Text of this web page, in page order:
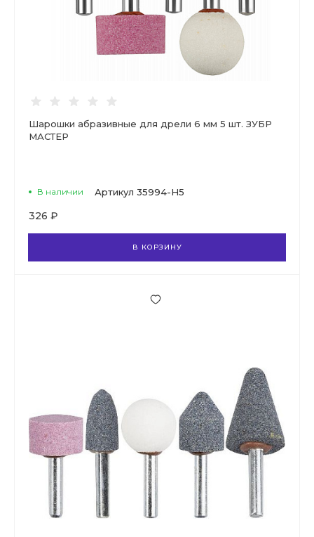
Шарошки абразивные для дрели 6 мм 5 шт. ЗУБР
МАСТЕР
В наличии Артикул 35994-H5
326 ₽
В КОРЗИНУ